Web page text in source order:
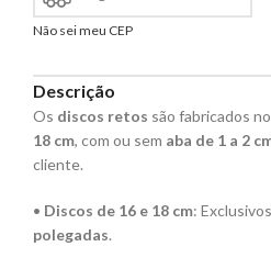
Não sei meu CEP
Descrição
Os discos retos são fabricados
18 cm, com ou sem aba de 1 a 2
cliente.
• Discos de 16 e 18 cm:
polegadas.